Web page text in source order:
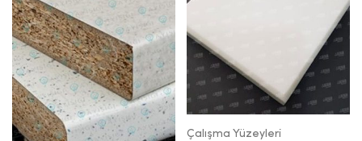
Çalışma Yüzeyleri